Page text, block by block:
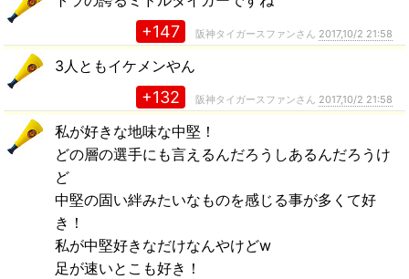
+147 阪神タイガースファンさん 2017,10/2 21:58
3人ともイケメンやん
+132 阪神タイガースファンさん 2017,10/2 21:58
私が好きな地味な中堅！
どの層の選手にも言えるんだろうしあるんだろうけ
ど
中堅の固い絆みたいなものを感じる事が多くて好
き！
私が中堅好きなだけなんやけどw
足が速いとこも好き！